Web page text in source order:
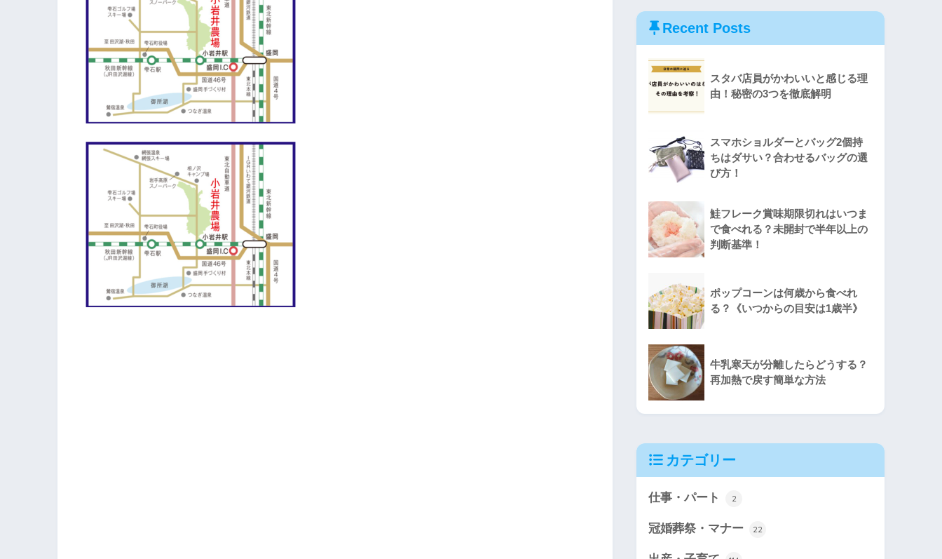
Recent Posts
スタバ店員がかわいいと感じる理
由！秘密の3つを徹底解明
スマホショルダーとバッグ2個持
ちはダサい？合わせるバッグの選
び方！
鮭フレーク賞味期限切れはいつま
で食べれる？未開封で半年以上の
判断基準！
ポップコーンは何歳から食べれ
る？《いつからの目安は1歳半》
牛乳寒天が分離したらどうする？
再加熱で戻す簡単な方法
カテゴリー
仕事・パート 2
冠婚葬祭・マナー 22